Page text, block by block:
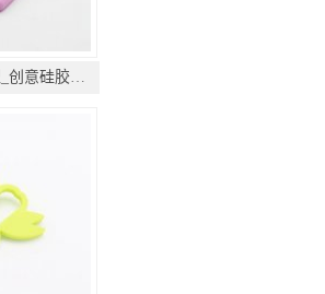
卡通硅胶牙胶狐狸造型_创意硅胶牙胶礼品